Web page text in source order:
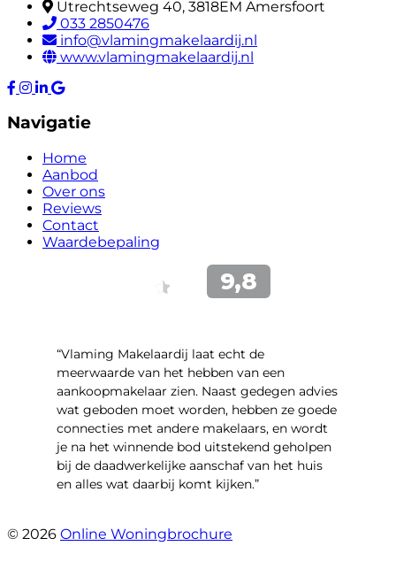
Utrechtseweg 40, 3818EM Amersfoort
033 2850476
info@vlamingmakelaardij.nl
www.vlamingmakelaardij.nl
Navigatie
Home
Aanbod
Over ons
Reviews
Contact
Waardebepaling
“Vlaming Makelaardij laat echt de
meerwaarde van het hebben van een
aankoopmakelaar zien. Naast gedegen advies
wat geboden moet worden, hebben ze goede
connecties met andere makelaars, en wordt
je na het winnende bod uitstekend geholpen
bij de daadwerkelijke aanschaf van het huis
en alles wat daarbij komt kijken.”
© 2026 Online Woningbrochure